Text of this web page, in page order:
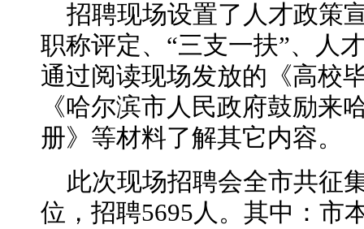
招聘现场设置了人才政策
职称评定、“三支一扶”、人
通过阅读现场发放的《高校
《哈尔滨市人民政府鼓励来
册》等材料了解其它内容。
此次现场招聘会全市共征
位，招聘5695人。其中：市